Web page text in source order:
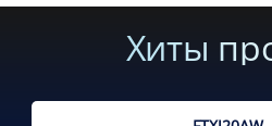
Хиты